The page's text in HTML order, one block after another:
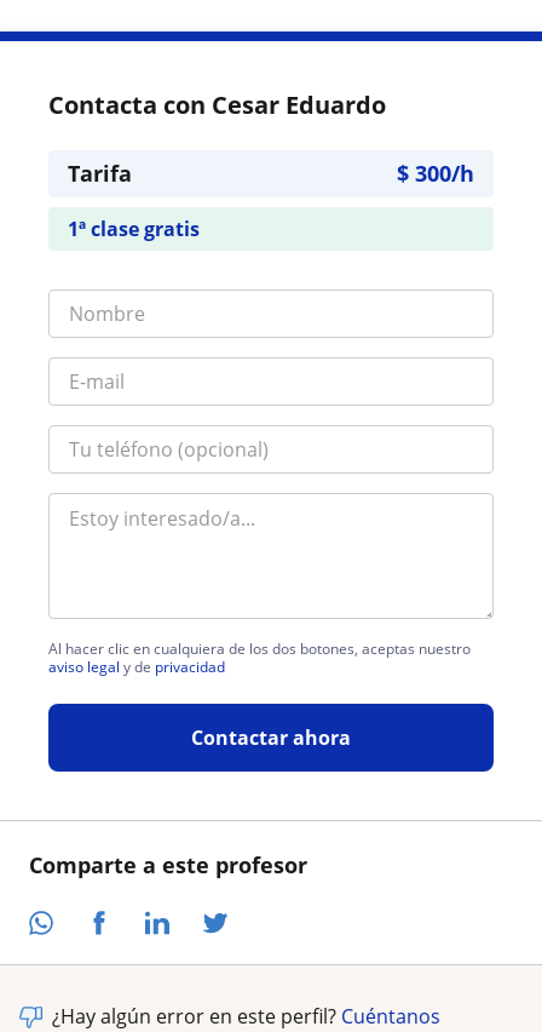
Comparte a este profesor
Contacta con Cesar Eduardo
Tarifa $ 300/h
1ª clase gratis
Al hacer clic en cualquiera de los dos botones, aceptas nuestro
aviso legal y de privacidad
Contactar ahora
¿Hay algún error en este perfil? Cuéntanos